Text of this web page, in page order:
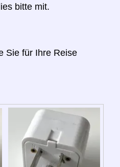
bitte mit.
Sie für Ihre Reise